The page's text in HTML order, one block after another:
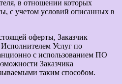
в отношении которых
с учетом условий описанных в
оферты, Заказчик
Исполнителем Услуг по
с использованием ПО
Заказчика
таким способом.